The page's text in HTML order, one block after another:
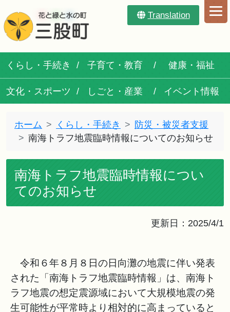
Translation
くらし・手続き 子育て・教育 健康・福祉
文化・スポーツ しごと・産業 イベント情報
ホーム くらし・手続き
防災・被災者支援
南海トラフ地震臨時情報についてのお知らせ
南海トラフ地震臨時情報につい
てのお知らせ
更新日：2025/4/1
令和６年８月８日の日向灘の地震に伴い発表
された「南海トラフ地震臨時情報」は、南海ト
ラフ地震の想定震源域において大規模地震の発
生可能性が平常時より相対的に高まっていると